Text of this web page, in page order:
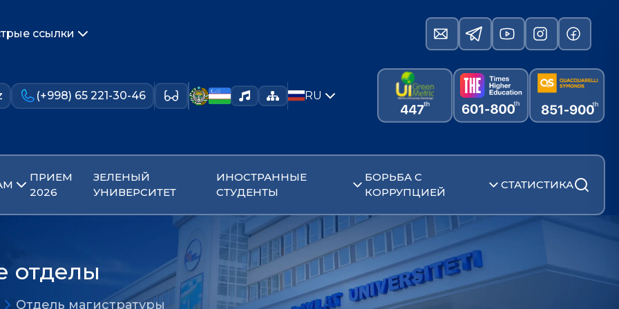
ссылки
(+998) 65 221-30-46 RU
ПРИЕМ
2026
ЗЕЛЕНЫЙ
УНИВЕРСИТЕТ
ИНОСТРАННЫЕ
СТУДЕНТЫ
БОРЬБА С
КОРРУПЦИЕЙ
СТАТИСТИКА
отделы
Отдель магистратуры